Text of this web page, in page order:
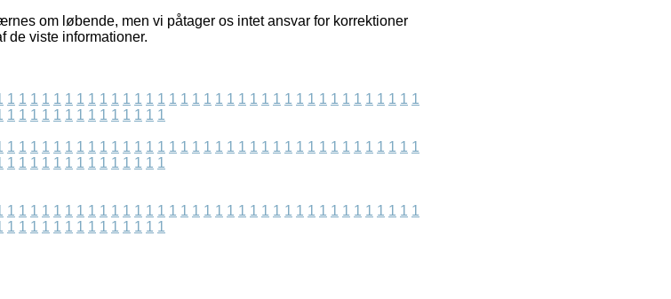
om løbende, men vi påtager os intet ansvar for korrektioner
de viste informationer.
1 1 1 1 1 1 1 1 1 1 1 1 1 1 1 1 1 1 1 1 1 1 1 1 1 1 1 1 1 1 1 1 1 1 1 1
1 1 1 1 1 1 1 1 1 1 1 1 1 1
1 1 1 1 1 1 1 1 1 1 1 1 1 1 1 1 1 1 1 1 1 1 1 1 1 1 1 1 1 1 1 1 1 1 1 1
1 1 1 1 1 1 1 1 1 1 1 1 1 1
1 1 1 1 1 1 1 1 1 1 1 1 1 1 1 1 1 1 1 1 1 1 1 1 1 1 1 1 1 1 1 1 1 1 1 1
1 1 1 1 1 1 1 1 1 1 1 1 1 1